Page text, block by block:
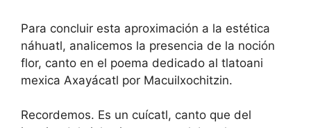
Para concluir esta aproximación a la estética
náhuatl, analicemos la presencia de la noción
flor, canto en el poema dedicado al tlatoani
mexica Axayácatl por Macuilxochitzin.
Recordemos. Es un cuícatl, canto que del